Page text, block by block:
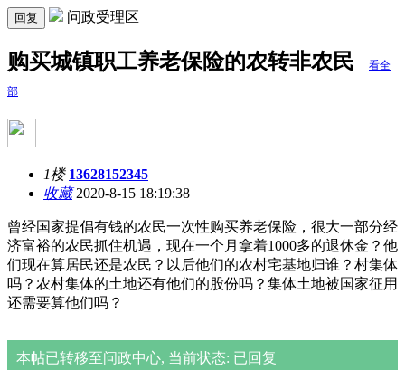
回复 问政受理区
购买城镇职工养老保险的农转非农民 看全
部
1楼 13628152345
收藏2020-8-15 18:19:38
曾经国家提倡有钱的农民一次性购买养老保险，很大一部分经
济富裕的农民抓住机遇，现在一个月拿着1000多的退休金？他
们现在算居民还是农民？以后他们的农村宅基地归谁？村集体
吗？农村集体的土地还有他们的股份吗？集体土地被国家征用
还需要算他们吗？
本帖已转移至问政中心, 当前状态: 已回复